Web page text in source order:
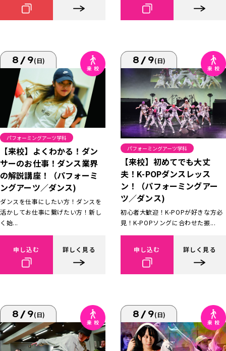
8/9(日)
パフォーミングアーツ学科
【来校】よくわかる！ダン
サーのお仕事！ダンス業界
の解説講座！（パフォーミ
ングアーツ／ダンス)
ダンスを仕事にしたい方！ダンスを
活かしてお仕事に繋げたい方！新し
く始...
申し込む 詳しく見る
8/9(日)
パフォーミングアーツ学科
【来校】初めてでも大丈
夫！K-POPダンスレッス
ン！（パフォーミングアー
ツ／ダンス)
初心者大歓迎！K-POPが好きな方必
見！K-POPソングに合わせた振...
申し込む 詳しく見る
8/9(日) 8/9(日)